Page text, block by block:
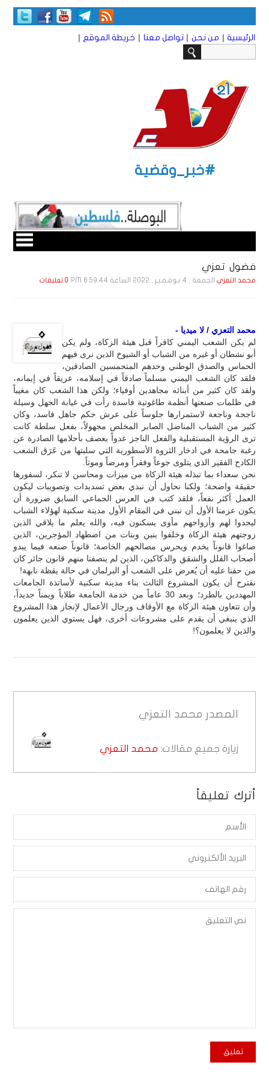
الرئيسية | من نحن | تواصل معنا | خريطة الموقع |
#خبر_وقضية
فضول تعزي
محمد التعزي الجمعة , 4 نـوفـمـبـر , 2022 الساعة 6:59:44 PM 0 تعليقات
محمد التعزي / لا ميديا -
لم يكن الشعب اليمني كافراً قبل هيئة الزكاة، ولم يكن
أبو نشطان أو غيره من الشباب أو الشيوخ الذين نرى فيهم
الحماس والصدق الوطني وحدهم المتحمسين الصادقين،
فلقد كان الشعب اليمني مسلماً صادقاً في إسلامه، عريقاً في إيمانه،
ولقد كان كثير من أبنائه مجاهدين أوفياء؛ ولكن هذا الشعب كان مغيباً
في ظلمات صنعتها أنظمة طاغوتية فاسدة رأت في غيابة الجهل وسيلة
ناجحة وناجعة لاستمرارها جلوساً على عرش حكم جاهل فاسد، وكان
كثير من الشباب المناضل الصابر المخلص مجهولاً، بفعل سلطة كانت
ترى الرؤية المستقبلية والفعل الناجز عدواً يعصف بأحلامها الصادرة عن
رغبة جامحة في ادخار الثروة الأسطورية التي سلبتها من عَرَق الشعب
الكادح الفقير الذي يتلوى جوعاً وفقراً ومرضاً وموتاً.
نحن سعداء بما تبذله هيئة الزكاة من ميزات ومحاسن لا تنكر، لسفورها
حقيقة واضحة؛ ولكنا نحاول أن نبدي بعض تسديدات وتصويبات ليكون
العمل أكثر نفعاً، فلقد كتب في العرس الجماعي السابق ضرورة أن
يكون عزمنا الأول أن نبني في المقام الأول مدينة سكنية لهؤلاء الشباب
ليجدوا لهم وأزواجهم مأوى يسكنون فيه، والله يعلم ما يلاقي الذين
زوجتهم هيئة الزكاة وخلفوا بنين وبنات من اضطهاد المؤجرين، الذين
صاغوا قانوناً يخدم ويحرس مصالحهم الخاصة؛ قانوناً صنعه فيما يبدو
أصحاب الفلل والشقق والدكاكين، الذين لم ينصفنا منهم قانون جائر كان
من حقنا عليه أن يُعرض على الشعب أو البرلمان في حالة يقظة نابهة!
نقترح أن يكون المشروع الثالث بناء مدينة سكنية لأساتذة الجامعات
المهددين بالطرد؛ وبعد 30 عاماً من خدمة الجامعة طلاباً ويمناً جديداً،
وأن تتعاون هيئة الزكاة مع الأوقاف ورجال الأعمال لإنجاز هذا المشروع
الذي ينبغي أن يقدم على مشروعات أخرى، فهل يستوي الذين يعلمون
والذين لا يعلمون؟!
المصدر محمد التعزي
زيارة جميع مقالات: محمد التعزي
أترك تعليقاً